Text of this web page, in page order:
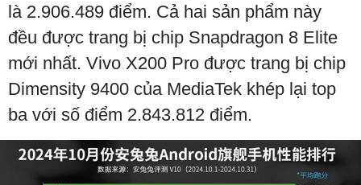
là 2.906.489 điểm. Cả hai sản phẩm này
đều được trang bị chip Snapdragon 8 Elite
mới nhất. Vivo X200 Pro được trang bị chip
Dimensity 9400 của MediaTek khép lại top
ba với số điểm 2.843.812 điểm.